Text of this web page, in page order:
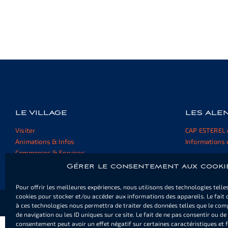
Gérer le consentement aux
Pour offrir les meilleures expériences, nous utilisons des technologies
cookies pour stocker et/ou accéder aux informations des appareils. Le fait
à ces technologies nous permettra de traiter des données telles que le
de navigation ou les ID uniques sur ce site. Le fait de ne pas consentir ou
consentement peut avoir un effet négatif sur certaines caractéristiques et
LE VILLAGE
Visiter
Animations & Infos
Commerces & Services
Trouver un logement
LES
CAP
Informations
Politique de cookies